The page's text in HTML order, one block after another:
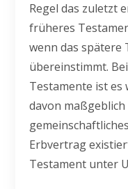
Regel das zuletzt
früheres
wenn das spätere
übereinstimmt.
Testamente ist es
davon
Erbvertrag
Testament unter